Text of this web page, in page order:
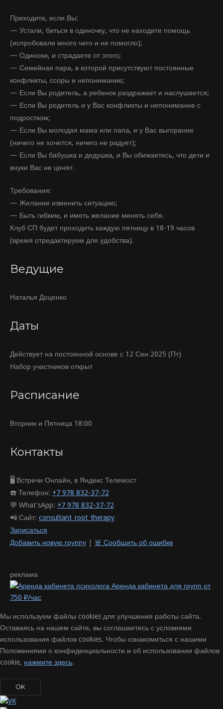
Приходите, если Вы:
— Устали, биться в одиночку, что не находите помощь
(испробовали много чего и не помогло);
— Одиноки, и страдаете от этого;
— Семейная пара, в которой присутствуют постоянные
конфликты, ссоры и непонимание;
— Если Вы родитель, а ребенок раздражает и наслушается;
— Если Вы родитель и у Вас конфликты и непонимание с
подростком;
— Если Вы молодая мама или папа, и у Вас выгорание
(ничего не хочется, ничего не радует);
— Если Вы бабушка и дедушка, и Вы обижаетесь, что дети и
внуки Вас не ценят.
Требования:
— Желание изменить ситуацию;
— Быть гибким, и иметь желание менять себя.
Клуб СП будет проходить каждую пятницу в 18-19 часов
(время отредактируем для удобства).
Ведущие
Наталья Доценко
Даты
Действует на постоянной основе с 12 Сен 2025 (Пт)
Набор участников открыт
Расписание
Вторник и Пятница 18:00
Контакты
🖥️ Встречи Онлайн, в Яндекс Телемост
☎️ Телефон: +7 978 832-37-72
💬 What'sApp: +7 978 832-37-72
📲 Сайт: consultant_root_therapy
Записаться
Добавить новую группу
🚨 Сообщить об ошибке
реклама
Аренда кабинета для групп от
750 ₽/час
Мы используем файлы cookies для улучшения работы сайта.
Оставаясь на нашем сайте, вы соглашаетесь с условиями
использования файлов cookies. Чтобы ознакомиться с нашими
Положениями о конфиденциальности и об использовании файлов
cookie, нажмите здесь.
OK